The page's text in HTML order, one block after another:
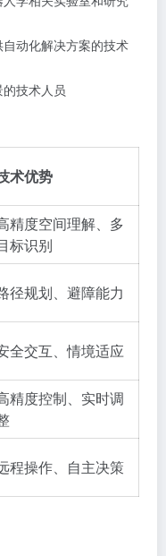
自动化解决方案的技术
的技术人员
术优势
精度空间理解、多
标识别
径规划、避障能力
全交互、情境适应
精度控制、实时调
程操作、自主决策